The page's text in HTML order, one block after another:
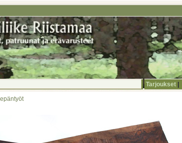
Tarjoukset